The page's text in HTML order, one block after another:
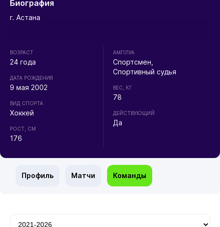
Биография
г. Астана
ВОЗРАСТ
24 года
ДАТА РОЖДЕНИЯ
9 мая 2002
ВИД СПОРТА
Хоккей
РОСТ, СМ
176
АМПЛУА
Спортсмен,
Спортивный судья
ВЕС, КГ
78
ДЕЙСТВУЮЩИЙ
Да
Профиль Матчи Команды